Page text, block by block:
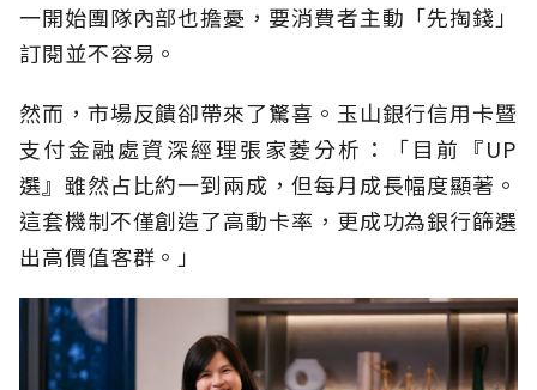
一開始團隊內部也擔憂，要消費者主動「先掏錢」
訂閱並不容易。
然而，市場反饋卻帶來了驚喜。玉山銀行信用卡暨
支付金融處資深經理張家菱分析：「目前『UP
選』雖然占比約一到兩成，但每月成長幅度顯著。
這套機制不僅創造了高動卡率，更成功為銀行篩選
出高價值客群。」